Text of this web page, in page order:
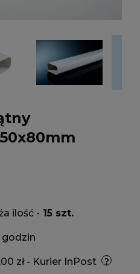
ilość - 15 szt.
godzin
zł - Kurier InPost